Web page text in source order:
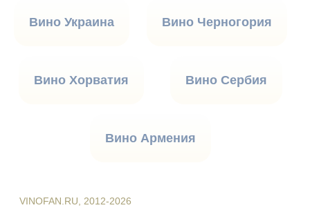
Вино Украина Вино Черногория
Вино Хорватия Вино Сербия
Вино Армения
VINOFAN.RU, 2012-2026